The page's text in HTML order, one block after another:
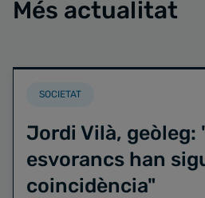
Més actualitat
SOCIETAT
Jordi Vilà, geòleg:
esvorancs han
coincidència"